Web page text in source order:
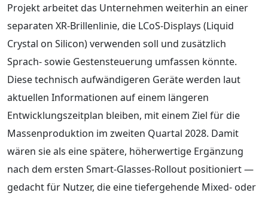
Projekt arbeitet das Unternehmen weiterhin an einer
separaten XR-Brillenlinie, die LCoS-Displays (Liquid
Crystal on Silicon) verwenden soll und zusätzlich
Sprach- sowie Gestensteuerung umfassen könnte.
Diese technisch aufwändigeren Geräte werden laut
aktuellen Informationen auf einem längeren
Entwicklungszeitplan bleiben, mit einem Ziel für die
Massenproduktion im zweiten Quartal 2028. Damit
wären sie als eine spätere, höherwertige Ergänzung
nach dem ersten Smart-Glasses-Rollout positioniert —
gedacht für Nutzer, die eine tiefergehende Mixed- oder